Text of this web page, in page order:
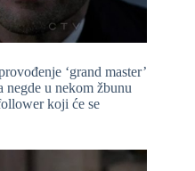
‘grand master’
u nekom žbunu
koji će se